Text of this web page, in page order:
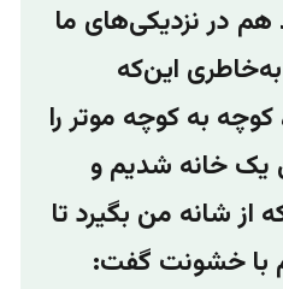
در نزدیکی‌های ما
این‌که
کوچه به کوچه موتر را
یک‌ خانه شدیم و
شانه من بگیرد تا
با خشونت گفت: